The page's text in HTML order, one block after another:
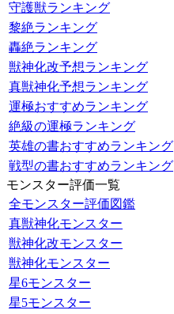
守護獣ランキング
黎絶ランキング
轟絶ランキング
獣神化改予想ランキング
真獣神化予想ランキング
運極おすすめランキング
絶級の運極ランキング
英雄の書おすすめランキング
戦型の書おすすめランキング
モンスター評価一覧
全モンスター評価図鑑
真獣神化モンスター
獣神化改モンスター
獣神化モンスター
星6モンスター
星5モンスター